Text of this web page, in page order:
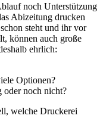
noch Unterstützung
Abizeitung drucken
steht und ihr vor
können auch große
ehrlich:
Optionen?
oder noch nicht?
welche Druckerei